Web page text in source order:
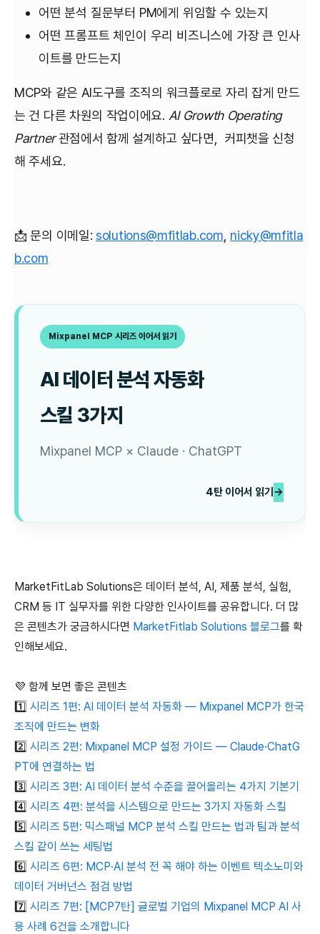
어떤 분석 질문부터 PM에게 위임할 수 있는지
어떤 프롬프트 체인이 우리 비즈니스에 가장 큰 인사
이트를 만드는지
MCP와 같은 AI도구를 조직의 워크플로로 자리 잡게 만드
는 건 다른 차원의 작업이에요. AI Growth Operating
Partner관점에서 함께 설계하고 싶다면, 커피챗을 신청
해 주세요.
📩 문의 이메일: solutions@mfitlab.com nicky@mfitla
b.com
Mixpanel MCP 시리즈 이어서 읽기
AI 데이터 분석 자동화
스킬 3가지
Mixpanel MCP × Claude · ChatGPT
4탄 이어서 읽기 →
MarketFitLab Solutions은 데이터 분석, AI, 제품 분석, 실험,
CRM 등 IT 실무자를 위한 다양한 인사이트를 공유합니다. 더 많
은 콘텐츠가 궁금하시다면 MarketFitlab Solutions 블로그를 확
인해보세요.
💜 함께 보면 좋은 콘텐츠
1️⃣ 시리즈 1편: AI 데이터 분석 자동화 — Mixpanel MCP가 한국
조직에 만드는 변화
2️⃣ 시리즈 2편: Mixpanel MCP 설정 가이드 — Claude·ChatG
PT에 연결하는 법
3️⃣ 시리즈 3편: AI 데이터 분석 수준을 끌어올리는 4가지 기본기
4️⃣ 시리즈 4편: 분석을 시스템으로 만드는 3가지 자동화 스킬
5️⃣ 시리즈 5편: 믹스패널 MCP 분석 스킬 만드는 법과 팀과 분석
스킬 같이 쓰는 세팅법
6️⃣ 시리즈 6편: MCP·AI 분석 전 꼭 해야 하는 이벤트 텍소노미와
데이터 거버넌스 점검 방법
7️⃣ 시리즈 7편: [MCP7탄] 글로벌 기업의 Mixpanel MCP AI 사
용 사례 6건을 소개합니다